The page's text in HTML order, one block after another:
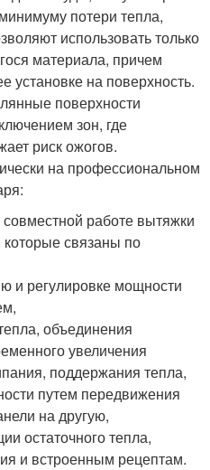
потери тепла,
использовать только
материала, причем
установке на поверхность.
поверхности
зон, где
риск ожогов.
на профессиональном
работе вытяжки
которые связаны по
и регулировке мощности
объединения
увеличения
поддержания тепла,
путем передвижения
на другую,
остаточного тепла,
и встроенным рецептам.